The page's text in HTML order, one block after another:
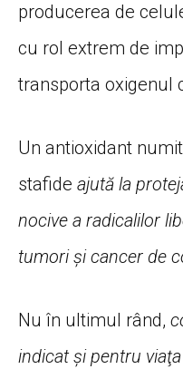
producerea de
cu rol extrem de
transporta oxigenul
Un antioxidant
stafide ajută la
nocive a radicalilor
tumori şi cancer de
Nu în ultimul rând,
indicat şi pentru